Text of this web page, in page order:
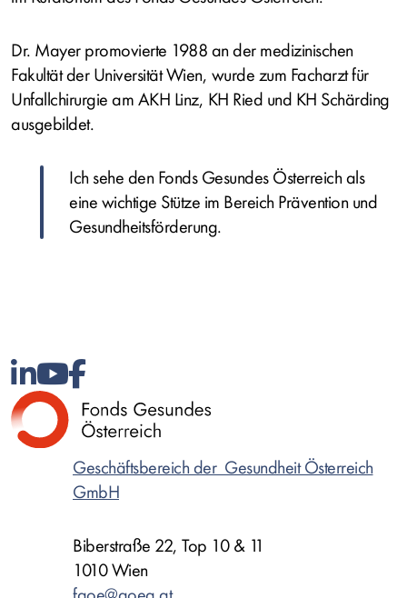
Dr. Mayer promovierte 1988 an der medizinischen
Fakultät der Universität Wien, wurde zum Facharzt für
Unfallchirurgie am AKH Linz, KH Ried und KH Schärding
ausgebildet.
Ich sehe den Fonds Gesundes Österreich als
eine wichtige Stütze im Bereich Prävention und
Gesundheitsförderung.
Geschäftsbereich der Gesundheit Österreich
GmbH
Biberstraße 22, Top 10 & 11
1010 Wien